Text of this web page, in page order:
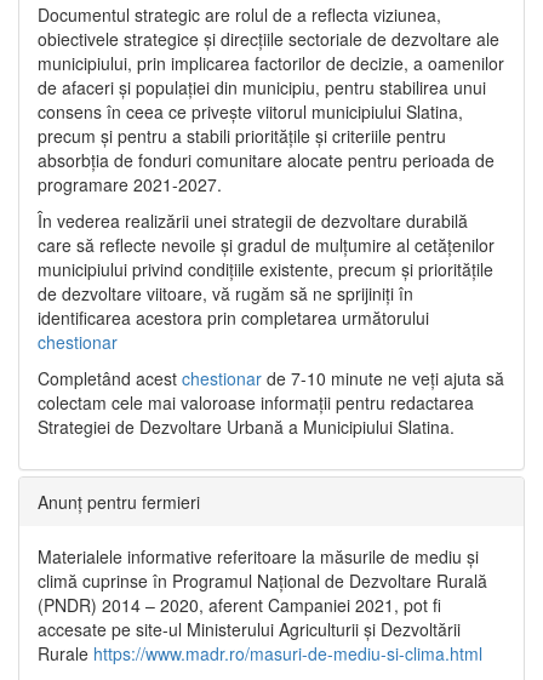
Documentul strategic are rolul de a reflecta viziunea,
obiectivele strategice și direcțiile sectoriale de dezvoltare ale
municipiului, prin implicarea factorilor de decizie, a oamenilor
de afaceri și populației din municipiu, pentru stabilirea unui
consens în ceea ce privește viitorul municipiului Slatina,
precum și pentru a stabili prioritățile și criteriile pentru
absorbția de fonduri comunitare alocate pentru perioada de
programare 2021-2027.
În vederea realizării unei strategii de dezvoltare durabilă
care să reflecte nevoile și gradul de mulțumire al cetățenilor
municipiului privind condițiile existente, precum și prioritățile
de dezvoltare viitoare, vă rugăm să ne sprijiniți în
identificarea acestora prin completarea următorului
chestionar
Completând acest chestionar de 7-10 minute ne veți ajuta să
colectam cele mai valoroase informații pentru redactarea
Strategiei de Dezvoltare Urbană a Municipiului Slatina.
Anunț pentru fermieri
Materialele informative referitoare la măsurile de mediu și
climă cuprinse în Programul Național de Dezvoltare Rurală
(PNDR) 2014 – 2020, aferent Campaniei 2021, pot fi
accesate pe site-ul Ministerului Agriculturii și Dezvoltării
Rurale https://www.madr.ro/masuri-de-mediu-si-clima.html